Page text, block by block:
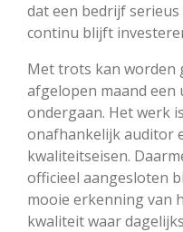
dat een bedrijf
continu blijft
Met trots kan worden
afgelopen maand
ondergaan. Het werk
onafhankelijk auditor
kwaliteitseisen.
officieel aangesloten
mooie erkenning van
kwaliteit waar